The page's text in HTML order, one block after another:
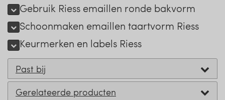
Gebruik Riess emaillen ronde bakvorm
Schoonmaken emaillen taartvorm Riess
Keurmerken en labels Riess
Past bij
Gerelateerde producten